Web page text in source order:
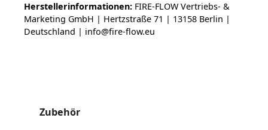
Herstellerinformationen: FIRE-FLOW Vertriebs- &
Marketing GmbH | Hertzstraße 71 | 13158 Berlin |
Deutschland | info@fire-flow.eu
Produktgalerie überspringen
Zubehör